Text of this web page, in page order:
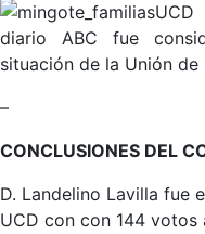
diario ABC fue
situación de la Unión
–
CONCLUSIONES DEL
D. Landelino Lavilla fue
UCD con con 144